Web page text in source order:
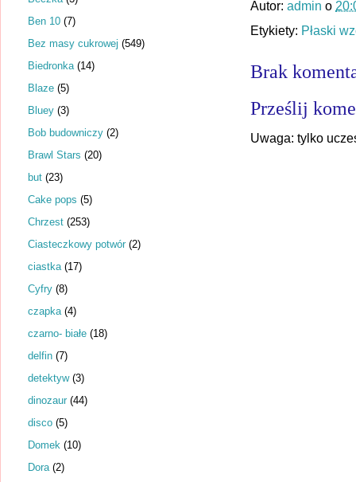
Autor: admin o
Etykiety: Płaski
Brak
Prześlij
Uwaga: tylko
Ben 10 (7)
Bez masy cukrowej (549)
Biedronka (14)
Blaze (5)
Bluey (3)
Bob budowniczy (2)
Brawl Stars (20)
but (23)
Cake pops (5)
Chrzest (253)
Ciasteczkowy potwór (2)
ciastka (17)
Cyfry (8)
czapka (4)
czarno- białe (18)
delfin (7)
detektyw (3)
dinozaur (44)
disco (5)
Domek (10)
Dora (2)